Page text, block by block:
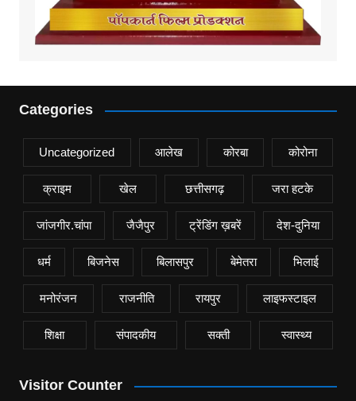
Categories
Uncategorized आलेख कोरबा कोरोना
क्राइम खेल छत्तीसगढ़ जरा हटके
जांजगीर.चांपा जैजैपुर ट्रेंडिंग ख़बरें देश-दुनिया
धर्म बिजनेस बिलासपुर बेमेतरा भिलाई
मनोरंजन राजनीति रायपुर लाइफस्टाइल
शिक्षा संपादकीय सक्ती स्वास्थ्य
Visitor Counter